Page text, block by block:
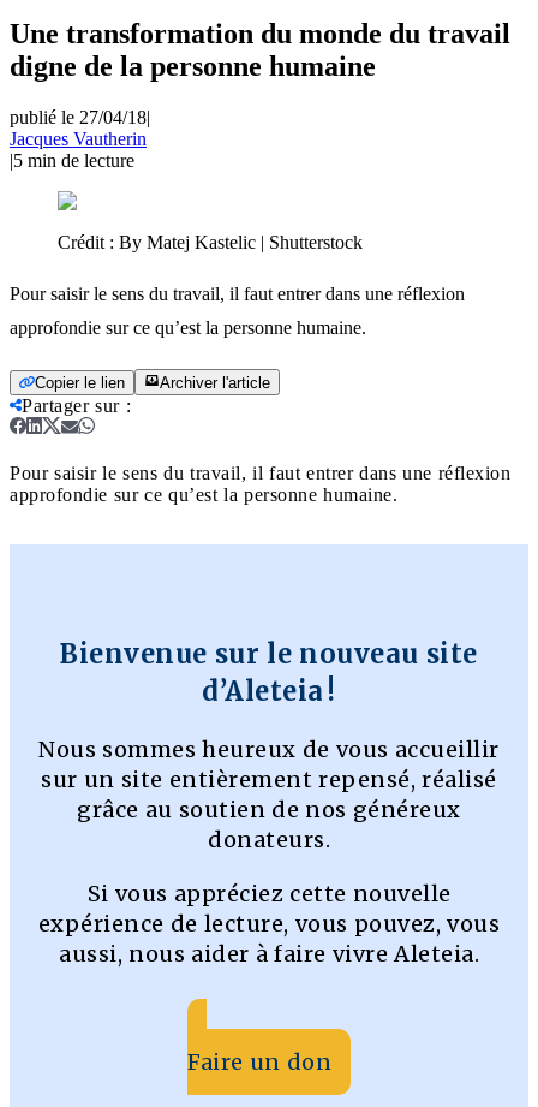
Une transformation du monde du travail
digne de la personne humaine
publié le 27/04/18|
Jacques Vautherin
|5 min de lecture
Crédit : By Matej Kastelic | Shutterstock
Pour saisir le sens du travail, il faut entrer dans une réflexion
approfondie sur ce qu’est la personne humaine.
Copier le lien Archiver l'article
Partager sur:
Pour saisir le sens du travail, il faut entrer dans une réflexion
approfondie sur ce qu’est la personne humaine.
Bienvenue sur le nouveau site
d’Aleteia !
Nous sommes heureux de vous accueillir
sur un site entièrement repensé, réalisé
grâce au soutien de nos généreux
donateurs.
Si vous appréciez cette nouvelle
expérience de lecture, vous pouvez, vous
aussi, nous aider à faire vivre Aleteia.
Faire un don